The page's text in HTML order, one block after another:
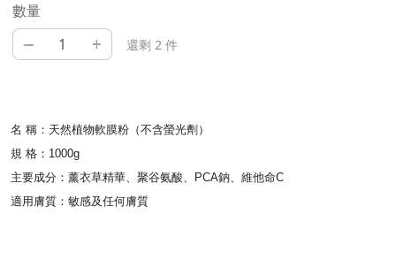
數量
– + 還剩 2 件
名 稱：天然植物軟膜粉（不含螢光劑）
規 格：1000g
主要成分：薰衣草精華、聚谷氨酸、PCA鈉、維他命C
適用膚質：敏感及任何膚質